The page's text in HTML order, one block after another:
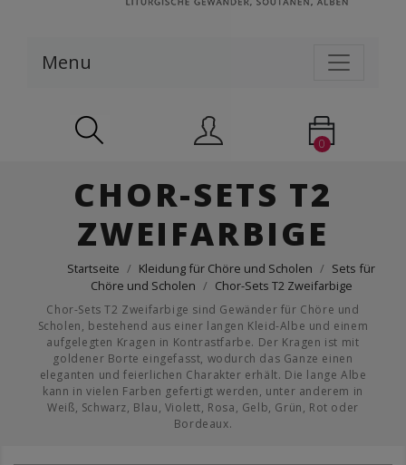
Menu
0
CHOR-SETS T2
ZWEIFARBIGE
Startseite Kleidung für Chöre und Scholen
Sets für
Chöre und Scholen
Chor-Sets T2 Zweifarbige
Chor-Sets T2 Zweifarbige sind Gewänder für Chöre und
Scholen, bestehend aus einer langen Kleid-Albe und einem
aufgelegten Kragen in Kontrastfarbe. Der Kragen ist mit
goldener Borte eingefasst, wodurch das Ganze einen
eleganten und feierlichen Charakter erhält. Die lange Albe
kann in vielen Farben gefertigt werden, unter anderem in
Weiß, Schwarz, Blau, Violett, Rosa, Gelb, Grün, Rot oder
Bordeaux.